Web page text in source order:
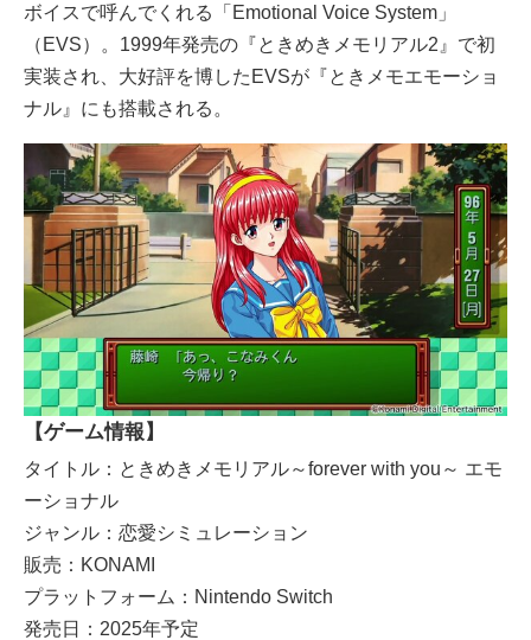
ボイスで呼んでくれる「Emotional Voice System」
（EVS）。1999年発売の『ときめきメモリアル2』で初
実装され、大好評を博したEVSが『ときメモエモーショ
ナル』にも搭載される。
【ゲーム情報】
タイトル：ときめきメモリアル～forever with you～ エモ
ーショナル
ジャンル：恋愛シミュレーション
販売：KONAMI
プラットフォーム：Nintendo Switch
発売日：2025年予定